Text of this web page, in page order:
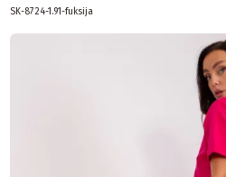
SK-8724-1.91-fuksija